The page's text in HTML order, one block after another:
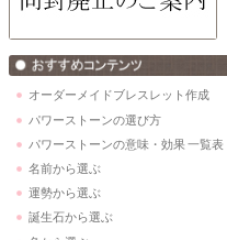
オーダーメイドブレスレット作成
パワーストーンの選び方
パワーストーンの意味・効果 一覧表
名前から選ぶ
運勢から選ぶ
誕生石から選ぶ